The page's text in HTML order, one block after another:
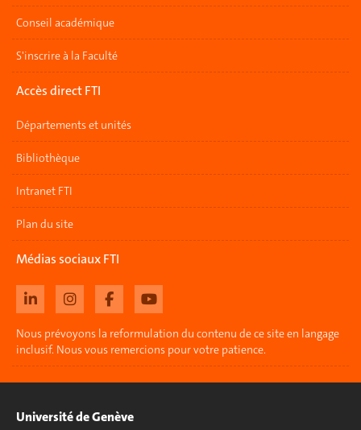
Conseil académique
S'inscrire à la Faculté
Accès direct FTI
Départements et unités
Bibliothèque
Intranet FTI
Plan du site
Médias sociaux FTI
Nous prévoyons la reformulation du contenu de ce site en langage
inclusif. Nous vous remercions pour votre patience.
Université de Genève